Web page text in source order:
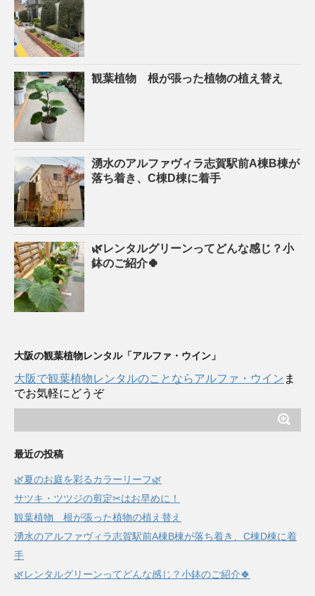
観葉植物 根が張った植物の植え替え
湧水のアルファヴィラ志賀駅前A棟B棟が
落ち着き、C棟D棟に着手
🌿レンタルグリーンってどんな感じ？小
鉢のご紹介🍀
大阪の観葉植物レンタル「アルファ・ウイン」
大阪で観葉植物レンタルのことならアルファ・ウイン ま
でお気軽にどうぞ
最近の投稿
🌿夏のお庭を彩るカラーリーフ🌿
サツキ・ツツジの剪定✂はお早めに！
観葉植物 根が張った植物の植え替え
湧水のアルファヴィラ志賀駅前A棟B棟が落ち着き、C棟D棟に着
手
🌿レンタルグリーンってどんな感じ？小鉢のご紹介🍀